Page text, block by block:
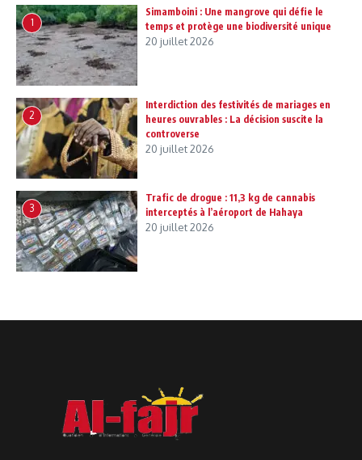
1
Simamboini : Une mangrove qui défie le
temps et protège une biodiversité unique
20 juillet 2026
2
Interdiction des festivités de mariages en
heures ouvrables : La décision suscite la
controverse
20 juillet 2026
3
Trafic de drogue : 11,3 kg de cannabis
interceptés à l’aéroport de Hahaya
20 juillet 2026